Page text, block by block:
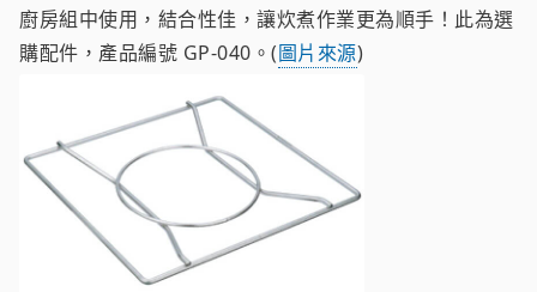
廚房組中使用，結合性佳，讓炊煮作業更為順手！此為選
購配件，產品編號 GP-040。(圖片來源)